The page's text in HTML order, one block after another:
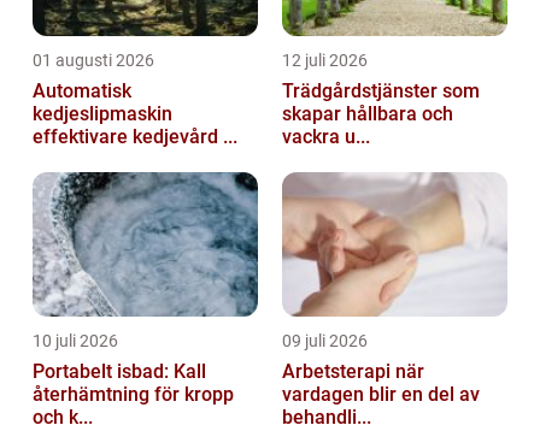
01 augusti 2026
Automatisk
kedjeslipmaskin
effektivare kedjevård ...
12 juli 2026
Trädgårdstjänster som
skapar hållbara och
vackra u...
10 juli 2026
Portabelt isbad: Kall
återhämtning för kropp
och k...
09 juli 2026
Arbetsterapi när
vardagen blir en del av
behandli...